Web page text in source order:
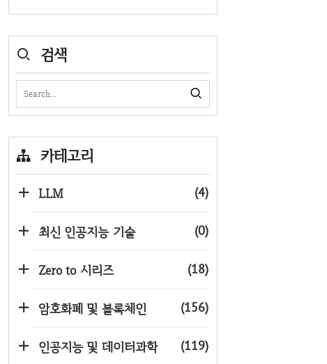
검색
카테고리
LLM (4)
최신 인공지능 기술 (0)
Zero to 시리즈 (18)
암호화폐 및 블록체인 (156)
인공지능 및 데이터과학 (119)